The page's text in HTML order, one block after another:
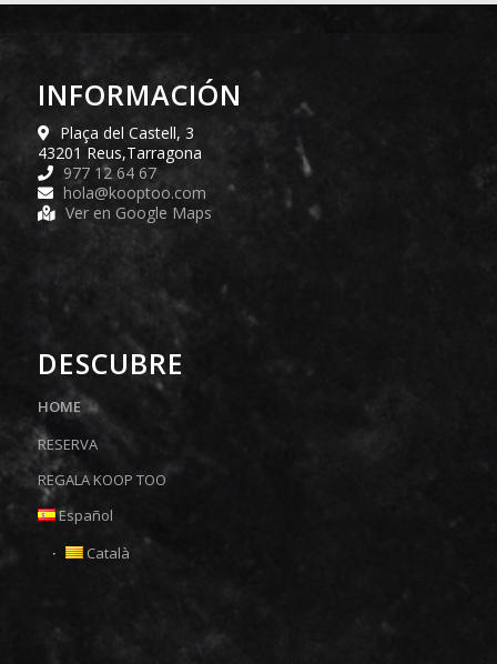
INFORMACIÓN
Plaça del Castell, 3
43201 Reus,Tarragona
977 12 64 67
hola@kooptoo.com
Ver en Google Maps
DESCUBRE
HOME
RESERVA
REGALA KOOP TOO
Español
Català